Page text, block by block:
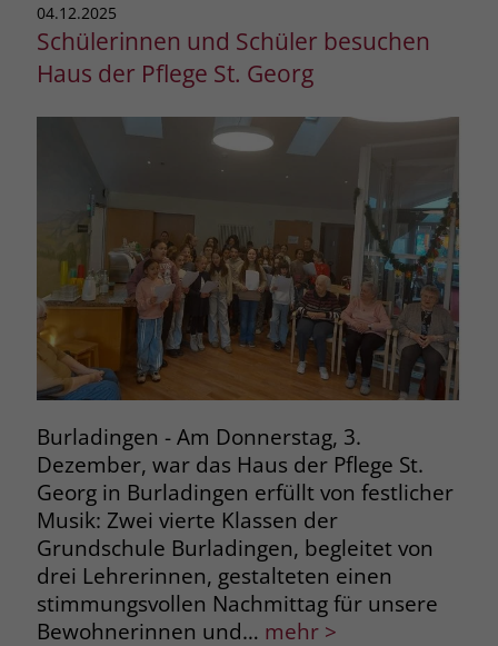
04.12.2025
Schülerinnen und Schüler besuchen
Haus der Pflege St. Georg
Burladingen - Am Donnerstag, 3.
Dezember, war das Haus der Pflege St.
Georg in Burladingen erfüllt von festlicher
Musik: Zwei vierte Klassen der
Grundschule Burladingen, begleitet von
drei Lehrerinnen, gestalteten einen
stimmungsvollen Nachmittag für unsere
Bewohnerinnen und… mehr >